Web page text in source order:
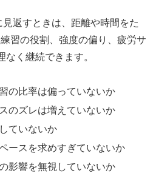
返すときは、距離や時間をた
習の役割、強度の偏り、疲労サ
く継続できます。
の比率は偏っていないか
のズレは増えていないか
ていないか
ースを求めすぎていないか
影響を無視していないか